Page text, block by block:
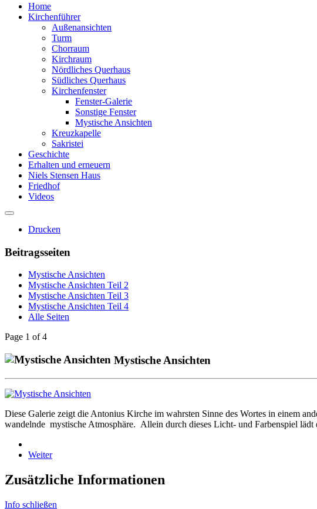
Home
Kirchenführer
Außenansichten
Turm
Chorraum
Kirchraum
Nördliches Querhaus
Südliches Querhaus
Kirchenfenster
Fenster-Galerie
Sonstige Fenster
Mystische Ansichten
Kreuzkapelle
Sakristei
Geschichte
Erhalten und erneuern
Niels Stensen Haus
Friedhof
Videos
Drucken
Beitragsseiten
Mystische Ansichten
Mystische Ansichten Teil 2
Mystische Ansichten Teil 3
Mystische Ansichten Teil 4
Alle Seiten
Page 1 of 4
Mystische Ansichten
Diese Galerie zeigt die Antonius Kirche im wahrsten Sinne des Wortes in einem
wandelnde mystische Atmosphäre. Allein durch dieses Licht- und Farbenspiel
Weiter
Zusätzliche Informationen
Info schließen